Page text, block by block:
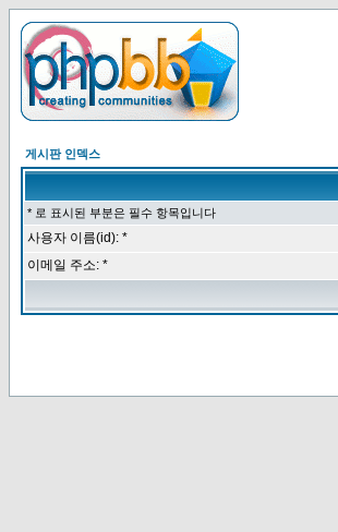
게시판 인덱스
* 로 표시된 부분은 필수 항목입니다
사용자 이름(id): *
이메일 주소: *